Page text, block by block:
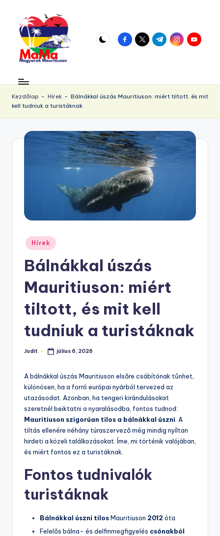
content
u
ri
ti
az
örökös
napsütés!
facebook.com
twitter.com
t.me instagram.com
Kezdőlap - Hírek - Bálnákkal úszás Mauritiuson: miért tiltott, és mit
kell tudniuk a turistáknak
Posted
in
Hírek
Bálnákkal úszás
Mauritiuson: miért
tiltott, és mit kell
tudniuk a turistáknak
Posted
Judit július 6, 2026
A bálnákkal úszás Mauritiuson elsőre csábítónak tűnhet,
különösen, ha a forró európai nyárból tervezed az
utazásodat. Azonban, ha tengeri kirándulásokat
szeretnél beiktatni a nyaralásodba, fontos tudnod:
Mauritiuson szigorúan tilos a bálnákkal úszni. A
tiltás ellenére néhány túraszervező még mindig nyíltan
hirdeti a közeli találkozásokat. Íme, mi történik valójában,
és miért fontos ez a turistáknak.
Fontos tudnivalók
turistáknak
Bálnákkal úszni tilosMauritiuson 2012 óta.
Felelős bálna- és delfinmegfigyelés csónakból